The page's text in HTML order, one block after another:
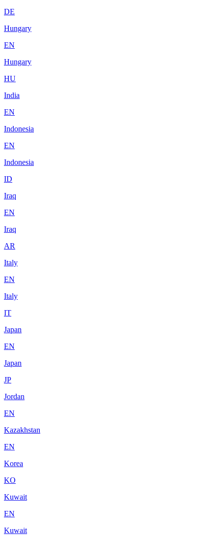
DE
Hungary
EN
Hungary
HU
India
EN
Indonesia
EN
Indonesia
ID
Iraq
EN
Iraq
AR
Italy
EN
Italy
IT
Japan
EN
Japan
JP
Jordan
EN
Kazakhstan
EN
Korea
KO
Kuwait
EN
Kuwait